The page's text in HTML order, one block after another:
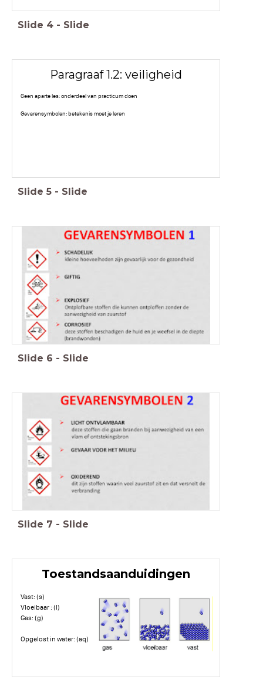
Slide 4 - Slide
Paragraaf 1.2: veiligheid
Geen aparte les: onderdeel van practicum doen
Gevarensymbolen: betekenis moet je leren
Slide 5 - Slide
Slide 6 - Slide
Slide 7 - Slide
Toestandsaanduidingen
Vast: (s)
Vloeibaar : (l)
Gas: (g)
Opgelost in water: (aq)